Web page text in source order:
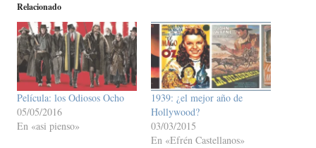
Relacionado
Película: los Odiosos Ocho
05/05/2016
En «asi pienso»
1939: ¿el mejor año de
Hollywood?
03/03/2015
En «Efrén Castellanos»